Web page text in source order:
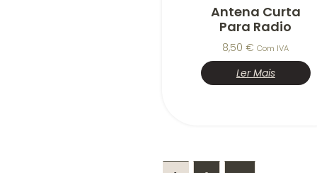
Antena Curta
Para Radio
8,50€ Com IVA
Ler Mais